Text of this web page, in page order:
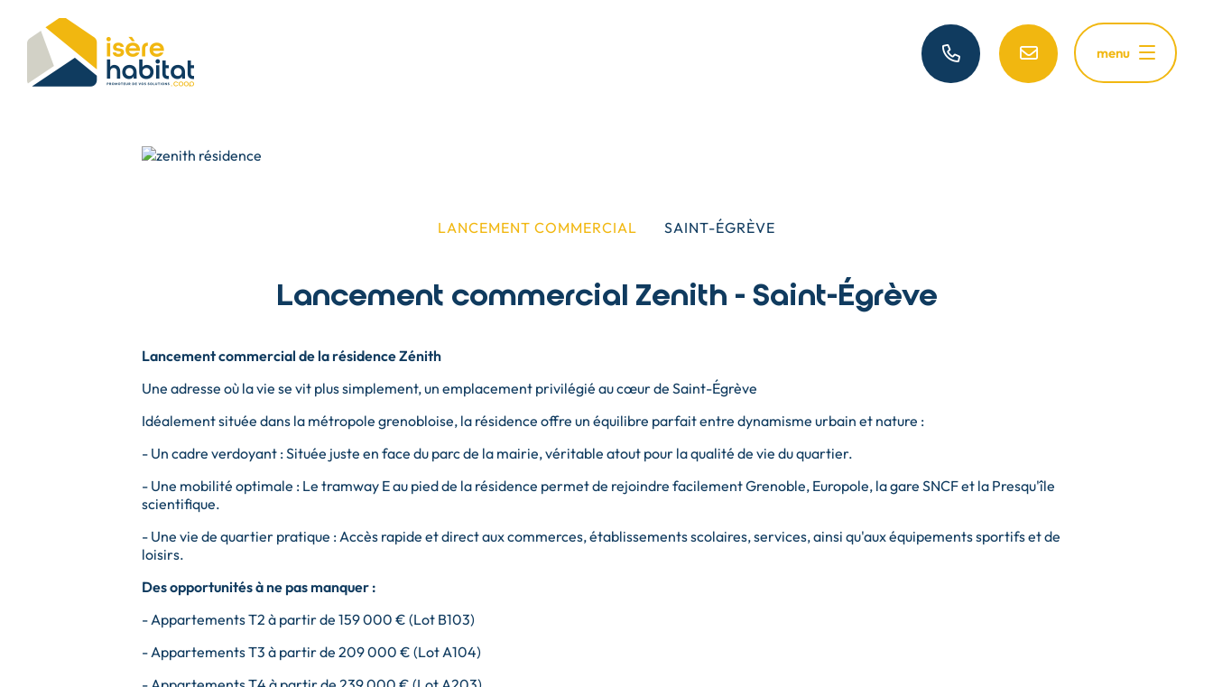
contenu
principal
menu
LANCEMENT COMMERCIAL SAINT-ÉGRÈVE
Lancement commercial Zenith - Saint-Égrève
Lancement commercial de la résidence Zénith
Une adresse où la vie se vit plus simplement, un emplacement privilégié au cœur de Saint-Égrève
Idéalement située dans la métropole grenobloise, la résidence offre un équilibre parfait entre dynamisme urbain et nature :
- Un cadre verdoyant : Située juste en face du parc de la mairie, véritable atout pour la qualité de vie du quartier.
- Une mobilité optimale : Le tramway E au pied de la résidence permet de rejoindre facilement Grenoble, Europole, la gare SNCF et la Presqu'île
scientifique.
- Une vie de quartier pratique : Accès rapide et direct aux commerces, établissements scolaires, services, ainsi qu'aux équipements sportifs et de
loisirs.
Des opportunités à ne pas manquer :
- Appartements T2 à partir de 159 000 € (Lot B103)
- Appartements T3 à partir de 209 000 € (Lot A104)